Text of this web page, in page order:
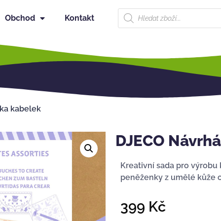
Obchod Kontakt
kabelek
DJECO
Kreativní sada pro
peněženky z umělé kůže
399 Kč